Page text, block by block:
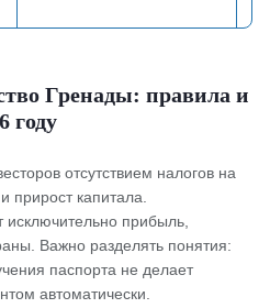
Гренады: правила и
году
отсутствием налогов на
прирост капитала.
прибыль,
Важно разделять понятия:
паспорта не делает
автоматически.